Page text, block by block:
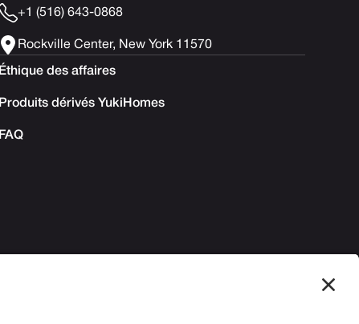
+1 (516) 643-0868
Rockville Center, New York 11570
Éthique des affaires
Produits dérivés YukiHomes
FAQ